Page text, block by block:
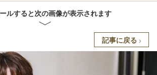
ルすると次の画像が表示されます
記事に戻る